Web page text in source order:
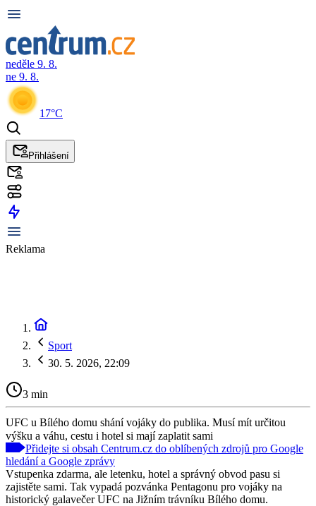
neděle 9. 8.
ne 9. 8.
17°C
Přihlášení
Reklama
Sport
30. 5. 2026, 22:09
3 min
UFC u Bílého domu shání vojáky do publika. Musí mít určitou
výšku a váhu, cestu i hotel si mají zaplatit sami
Přidejte si obsah Centrum.cz do oblíbených zdrojů pro Google
hledání a Google zprávy
Vstupenka zdarma, ale letenku, hotel a správný obvod pasu si
zajistěte sami. Tak vypadá pozvánka Pentagonu pro vojáky na
historický galavečer UFC na Jižním trávníku Bílého domu.